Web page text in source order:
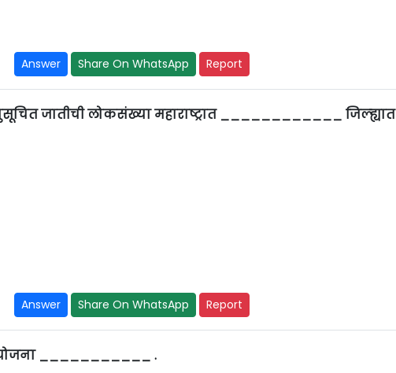
Answer Share On WhatsApp Report
जातीची लोकसंख्या महाराष्ट्रात ____________ जिल्ह्यात
Answer Share On WhatsApp Report
योजना ___________ .